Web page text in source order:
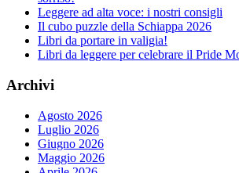
Leggere ad alta voce: i nostri consigli
Il cubo puzzle della Schiappa 2026
Libri da portare in valigia!
Libri da leggere per celebrare il Pride
Archivi
Agosto 2026
Luglio 2026
Giugno 2026
Maggio 2026